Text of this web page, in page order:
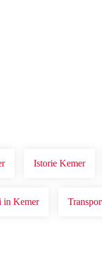
Istorie Kemer
in Kemer